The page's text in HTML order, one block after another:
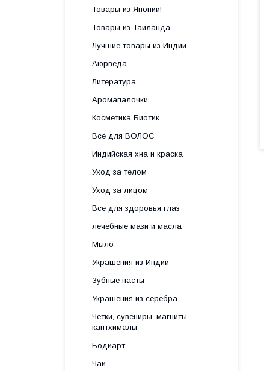
Товары из Японии!
Товары из Таиланда
Лучшие товары из Индии
Аюрведа
Литература
Аромапалочки
Косметика Биотик
Всё для ВОЛОС
Индийская хна и краска
Уход за телом
Уход за лицом
Все для здоровья глаз
лечебные мази и масла
Мыло
Украшения из Индии
Зубные пасты
Украшения из серебра
Чётки, сувениры, магниты,
кантхималы
Бодиарт
Чаи